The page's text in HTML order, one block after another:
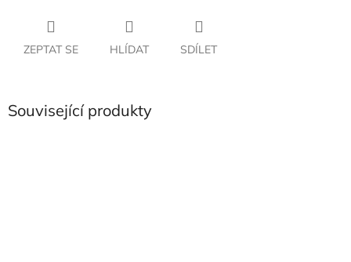
ZEPTAT SE HLÍDAT SDÍLET
Související produkty